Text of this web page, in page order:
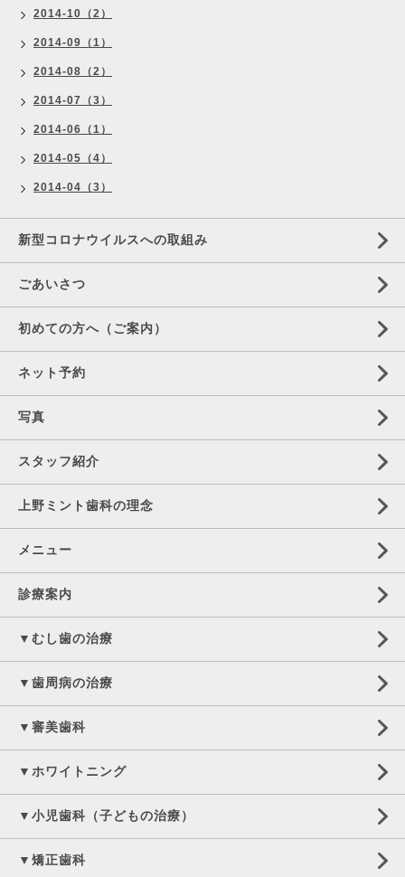
2014-10（2）
2014-09（1）
2014-08（2）
2014-07（3）
2014-06（1）
2014-05（4）
2014-04（3）
新型コロナウイルスへの取組み
ごあいさつ
初めての方へ（ご案内）
ネット予約
写真
スタッフ紹介
上野ミント歯科の理念
メニュー
診療案内
▼むし歯の治療
▼歯周病の治療
▼審美歯科
▼ホワイトニング
▼小児歯科（子どもの治療）
▼矯正歯科